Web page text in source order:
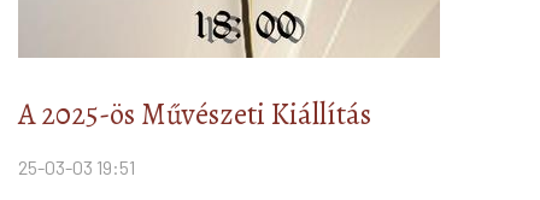
A 2025-ös Művészeti Kiállítás
25-03-03 19:51